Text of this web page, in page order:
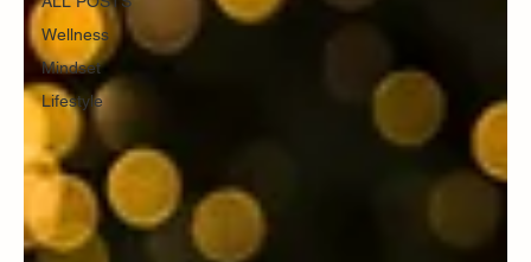
Wellness
Mindset
Lifestyle